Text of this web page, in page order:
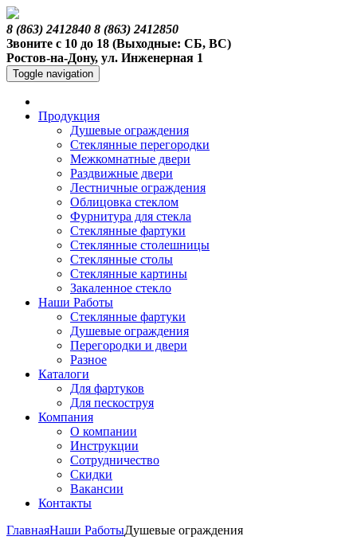
8 (863) 2412840 8 (863) 2412850
Звоните с 10 до 18 (Выходные: СБ, ВС)
Ростов-на-Дону, ул. Инженерная 1
Toggle navigation
Продукция
Душевые ограждения
Стеклянные перегородки
Межкомнатные двери
Раздвижные двери
Лестничные ограждения
Облицовка стеклом
Фурнитура для стекла
Стеклянные фартуки
Стеклянные столешницы
Стеклянные столы
Стеклянные картины
Закаленное стекло
Наши Работы
Стеклянные фартуки
Душевые ограждения
Перегородки и двери
Разное
Каталоги
Для фартуков
Для пескоструя
Компания
О компании
Инструкции
Сотрудничество
Скидки
Вакансии
Контакты
ГлавнаяНаши РаботыДушевые ограждения